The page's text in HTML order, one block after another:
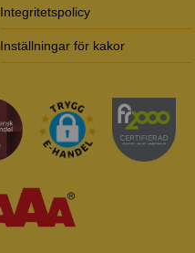
Integritetspolicy
Inställningar för kakor